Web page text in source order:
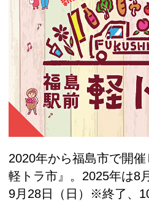
2020年から福島市で開
軽トラ市』。2025年は8
9月28日（日）※終了、